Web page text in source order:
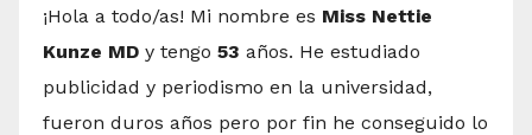
¡Hola a todo/as! Mi nombre es Miss Nettie
Kunze MD y tengo 53 años. He estudiado
publicidad y periodismo en la universidad,
fueron duros años pero por fin he conseguido lo